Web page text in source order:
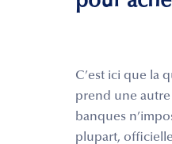
C’est ici que la
prend une
banques
plupart,